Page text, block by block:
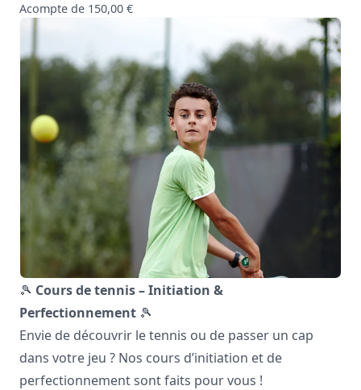
Acompte de 150,00 €
🎾 Cours de tennis – Initiation &
Perfectionnement 🎾
Envie de découvrir le tennis ou de passer un cap
dans votre jeu ? Nos cours d’initiation et de
perfectionnement sont faits pour vous !